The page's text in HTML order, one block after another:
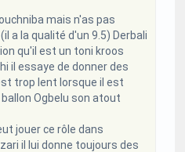
mais n'as pas
a la qualité d'un 9.5) Derbali
qu'il est un toni kroos
il essaye de donner des
trop lent lorsque il est
Ogbelu son atout
jouer ce rôle dans
il lui donne toujours des